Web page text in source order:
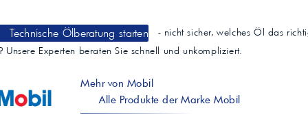
Technische Ölberatung starten
- nicht sicher, welches Öl das
Unsere Experten beraten Sie schnell und unkompliziert.
Mehr von Mobil
Alle Produkte der Marke Mobil